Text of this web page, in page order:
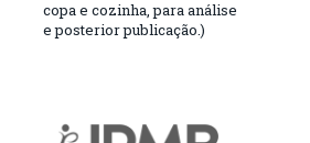
copa e cozinha, para análise
e posterior publicação.)